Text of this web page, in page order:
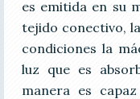
es emitida en su
tejido conectivo,
condiciones la
luz que es
manera es